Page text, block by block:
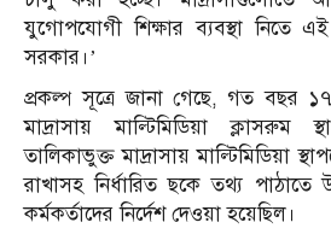
যুগোপযোগী শিক্ষার ব্যবস্থা নিতে এই
সরকার।’
প্রকল্প সূত্রে জানা গেছে, গত বছর
মাদ্রাসায় মাল্টিমিডিয়া ক্লাসরুম
তালিকাভুক্ত মাদ্রাসায় মাল্টিমিডিয়া
রাখাসহ নির্ধারিত ছকে তথ্য পাঠাতে
কর্মকর্তাদের নির্দেশ দেওয়া হয়েছিল।